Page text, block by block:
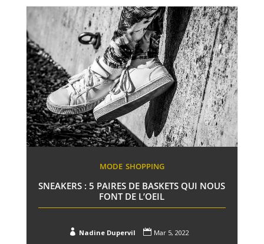
MODE SHOPPING
SNEAKERS : 5 PAIRES DE BASKETS QUI NOUS
FONT DE L’OEIL
 Nadine Dupervil  Mar 5, 2022